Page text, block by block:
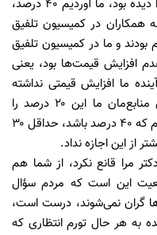
بهزیستی، دولت ۲۰ درصد مستمری آنها را دیده بود، ما آوردیم ۴۰ درصد،
همکاران در کمیسیون تلفیق
و ما در کمیسیون تلفیق
افزایش قیمت‌ها بود، یعنی
ما افزایش قیمتی نداشته
باشیم و بر اساس این واقعیت‌ها و این منابع‌مان ما این ۲۰ درصد را
مصوب کردیم. یعنی ما قلباً دوست داشتیم که ۴۰ درصد باشد، حداقل ۳۰
از این اجازه نداد.
مرا قانع نکرد، از شما هم
این است که مردم سؤال
گران نمی‌شوند، درست است،
به هر حال تورم انتظاری که